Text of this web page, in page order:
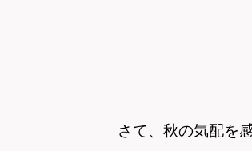
さて、秋の気配を